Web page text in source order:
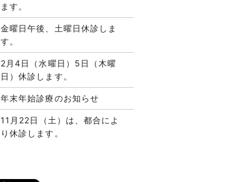
ます。
金曜日午後、土曜日休診しま
す。
2月4日（水曜日）5日（木曜
日）休診します。
年末年始診療のお知らせ
11月22日（土）は、都合によ
り休診します。